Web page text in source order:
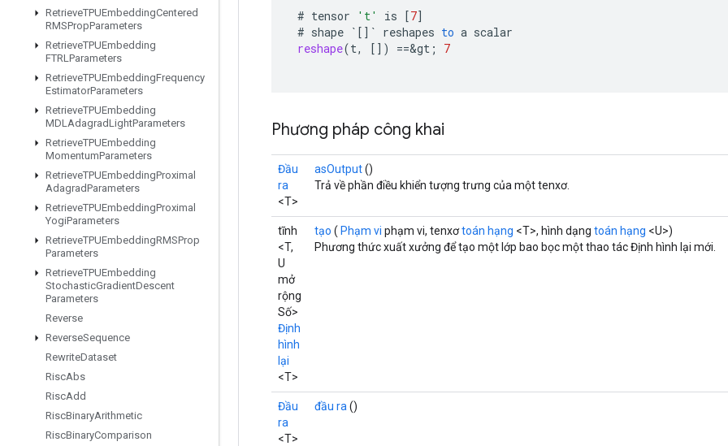
RetrieveTPUEmbeddingCentered
RMSPropParameters
RetrieveTPUEmbedding
FTRLParameters
RetrieveTPUEmbeddingFrequency
EstimatorParameters
RetrieveTPUEmbedding
MDLAdagradLightParameters
RetrieveTPUEmbedding
MomentumParameters
RetrieveTPUEmbeddingProximal
AdagradParameters
RetrieveTPUEmbeddingProximal
YogiParameters
RetrieveTPUEmbeddingRMSProp
Parameters
RetrieveTPUEmbedding
StochasticGradientDescent
Parameters
Reverse
ReverseSequence
RewriteDataset
RiscAbs
RiscAdd
RiscBinaryArithmetic
RiscBinaryComparison
# tensor 't' is [7]
# shape ` [] ` reshapes to a scalar
reshape(t, [] ) ==&gt ; 7
Phương pháp công khai
Đầu
ra
<T>
asOutput()
Trả về phần điều khiển tượng trưng của một tenxơ.
tĩnh
<T,
U
mở
rộng
Số>
Định
hình
lại
<T>
tạo ( Phạm vi phạm vi, tenxơtoán hạng <T>, hình dạng toán hạng <U>)
Phương thức xuất xưởng để tạo một lớp bao bọc một thao tác Định hình lại mới.
Đầu
ra
<T>
đầu ra ()